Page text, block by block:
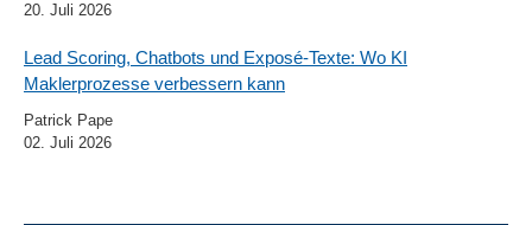
20. Juli 2026
Lead Scoring, Chatbots und Exposé-Texte: Wo KI
Maklerprozesse verbessern kann
Patrick Pape
02. Juli 2026